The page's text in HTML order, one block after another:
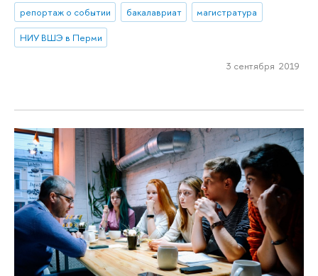
репортаж о событии
бакалавриат
магистратура
НИУ ВШЭ в Перми
3 сентября 2019